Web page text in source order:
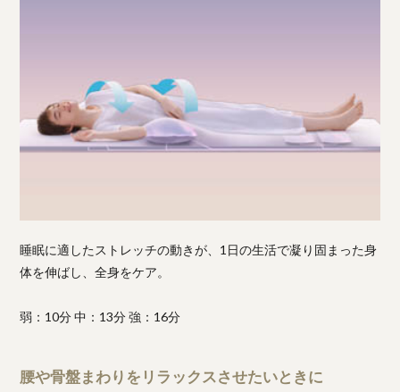
睡眠に適したストレッチの動きが、1日の生活で凝り固まった身
体を伸ばし、全身をケア。
弱：10分 中：13分 強：16分
腰や骨盤まわりをリラックスさせたいときに